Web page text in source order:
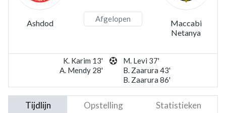
Ashdod Afgelopen
Maccabi
Netanya
K. Karim 13'
A. Mendy 28'
M. Levi 37'
B. Zaarura 43'
B. Zaarura 86'
Tijdlijn Opstelling Statistieken